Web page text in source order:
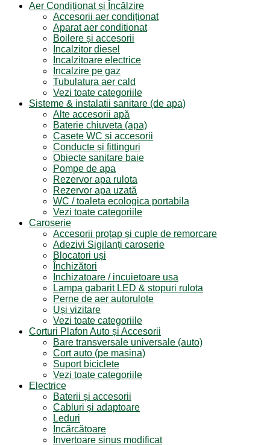
Aer Condiționat și Încălzire
Accesorii aer condiționat
Aparat aer conditionat
Boilere și accesorii
Incalzitor diesel
Incalzitoare electrice
Incalzire pe gaz
Tubulatura aer cald
Vezi toate categoriile
Sisteme & instalatii sanitare (de apa)
Alte accesorii apă
Baterie chiuveta (apa)
Casete WC și accesorii
Conducte și fittinguri
Obiecte sanitare baie
Pompe de apa
Rezervor apa rulota
Rezervor apa uzată
WC / toaleta ecologica portabila
Vezi toate categoriile
Caroserie
Accesorii proțap și cuple de remorcare
Adezivi Sigilanți caroserie
Blocatori uși
Închizători
Inchizatoare / incuietoare usa
Lampa gabarit LED & stopuri rulota
Perne de aer autorulote
Uși vizitare
Vezi toate categoriile
Corturi Plafon Auto și Accesorii
Bare transversale universale (auto)
Cort auto (pe masina)
Suport biciclete
Vezi toate categoriile
Electrice
Baterii și accesorii
Cabluri și adaptoare
Leduri
Incărcătoare
Invertoare sinus modificat